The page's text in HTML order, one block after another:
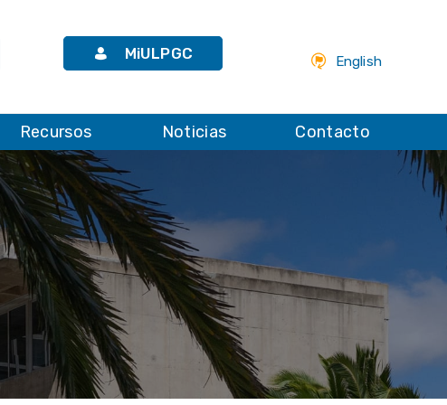
MiULPGC English
Recursos Noticias Contacto